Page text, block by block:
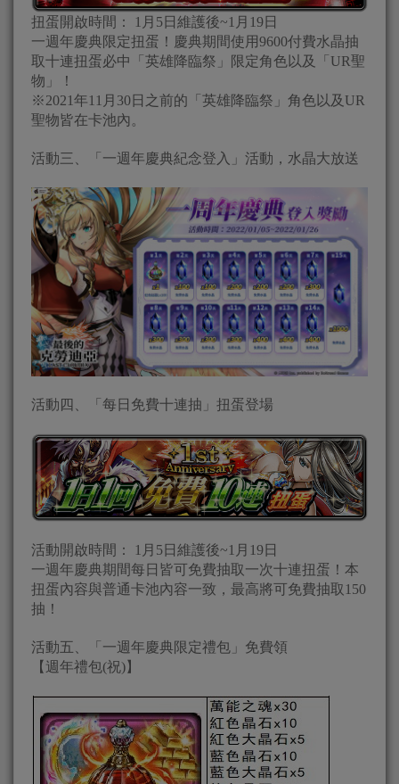
扭蛋開啟時間： 1月5日維護後~1月19日
一週年慶典限定扭蛋！慶典期間使用9600付費水晶抽
取十連扭蛋必中「英雄降臨祭」限定角色以及「UR聖
物」！
※2021年11月30日之前的「英雄降臨祭」角色以及UR
聖物皆在卡池內。
活動三、「一週年慶典紀念登入」活動，水晶大放送
活動四、「每日免費十連抽」扭蛋登場
活動開啟時間： 1月5日維護後~1月19日
一週年慶典期間每日皆可免費抽取一次十連扭蛋！本
扭蛋內容與普通卡池內容一致，最高將可免費抽取150
抽！
活動五、「一週年慶典限定禮包」免費領
【週年禮包(祝)】